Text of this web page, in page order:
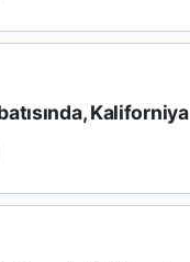
Kaliforniya